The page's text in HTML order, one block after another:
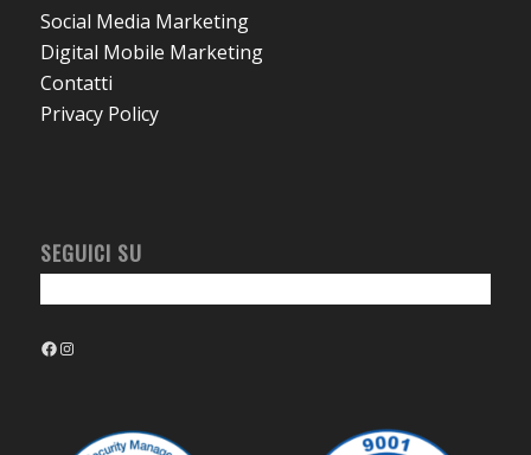
Social Media Marketing
Digital Mobile Marketing
Contatti
Privacy Policy
SEGUICI SU
Facebook
Instagram